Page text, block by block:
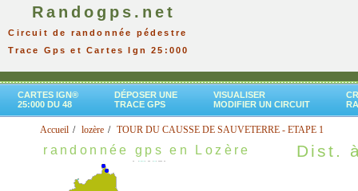
Randogps.net
Circuit de randonnée pédestre
Trace Gps et Cartes Ign 25:000
CARTES IGN®
25:000 DU 48
DÉPOSER UNE
TRACE GPS
VISUALISER
MODIFIER UN CIRCUIT
Accueil lozère TOUR DU CAUSSE DE SAUVETERRE - ETAPE 1
randonnée gps en Lozère Dist.